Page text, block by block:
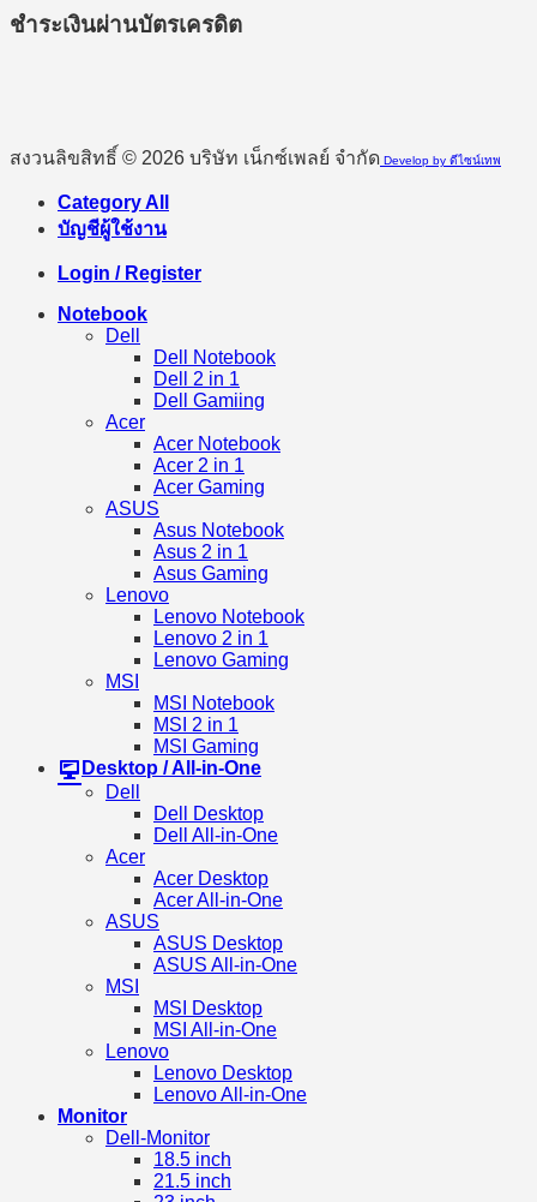
ชำระเงินผ่านบัตรเครดิต
สงวนลิขสิทธิ์ © 2026 บริษัท เน็กซ์เพลย์ จำกัด Develop by ดีไซน์เทพ
Category All
บัญชีผู้ใช้งาน
Login / Register
Notebook
Dell
Dell Notebook
Dell 2 in 1
Dell Gamiing
Acer
Acer Notebook
Acer 2 in 1
Acer Gaming
ASUS
Asus Notebook
Asus 2 in 1
Asus Gaming
Lenovo
Lenovo Notebook
Lenovo 2 in 1
Lenovo Gaming
MSI
MSI Notebook
MSI 2 in 1
MSI Gaming
Desktop / All-in-One
Dell
Dell Desktop
Dell All-in-One
Acer
Acer Desktop
Acer All-in-One
ASUS
ASUS Desktop
ASUS All-in-One
MSI
MSI Desktop
MSI All-in-One
Lenovo
Lenovo Desktop
Lenovo All-in-One
Monitor
Dell-Monitor
18.5 inch
21.5 inch